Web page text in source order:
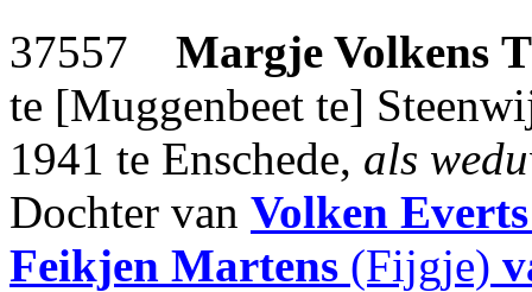
37557 Margje Volkens
te [Muggenbeet te]
1941 te Enschede, als
Dochter van Volken Everts
Feikjen Martens (Fijgje)